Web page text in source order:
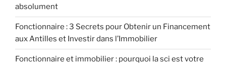
absolument
Fonctionnaire : 3 Secrets pour Obtenir un Financement
aux Antilles et Investir dans l’Immobilier
Fonctionnaire et immobilier : pourquoi la sci est votre